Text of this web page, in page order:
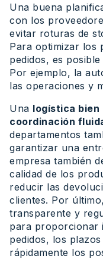
Una buena
con los
evitar roturas de
Para optimizar los
pedidos, es
Por ejemplo, la
las operaciones y
Una logística bien
coordinación
departamentos
garantizar una
empresa también
calidad de los
reducir las
clientes. Por
transparente y
para proporcionar
pedidos, los
rápidamente los